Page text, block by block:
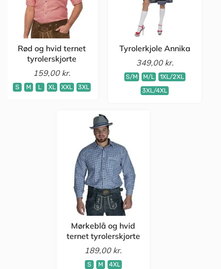
Rød og hvid ternet
tyrolerskjorte
159,00 kr.
S M L XL XXL 3XL
Tyrolerkjole Annika
349,00 kr.
S/M M/L
1XL/2XL
3XL/4XL
Mørkeblå og hvid
ternet tyrolerskjorte
189,00 kr.
S M 4XL